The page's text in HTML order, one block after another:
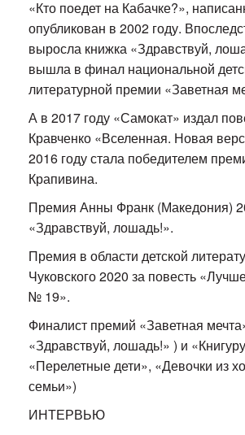
«Кто поедет на Кабачке?»,
опубликован в 2002 году.
выросла книжка «Здравствуй,
вышла в финал национальной
литературной премии «Заветная
А в 2017 году «Самокат» издал
Кравченко «Вселенная. Новая
2016 году стала победителем
Крапивина.
Премия Анны Франк (Македония)
«Здравствуй, лошадь!».
Премия в области детской
Чуковского 2020 за повесть
№ 19».
Финалист премий «Заветная
«Здравствуй, лошадь!» ) и
«Перелетные дети», «Девочки из
семьи»)
ИНТЕРВЬЮ